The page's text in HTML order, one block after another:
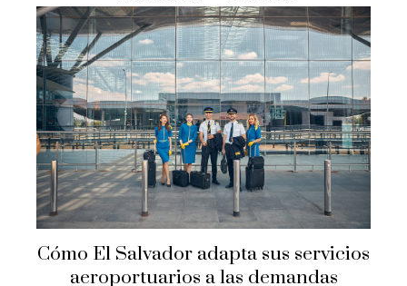
Cómo El Salvador adapta sus servicios
aeroportuarios a las demandas